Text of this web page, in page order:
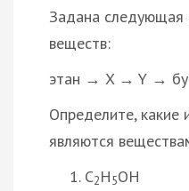
Задана следующая
веществ:
этан → X → Y →
Определите, какие
являются
C2H5OH